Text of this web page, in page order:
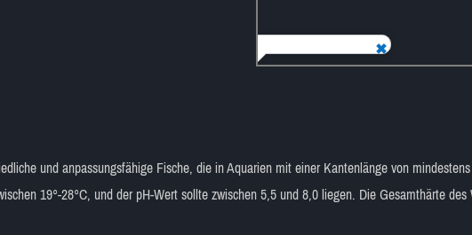
und anpassungsfähige Fische, die in Aquarien mit einer Kantenlänge von
19°-28°C, und der pH-Wert sollte zwischen 5,5 und 8,0 liegen. Die Gesamthärte